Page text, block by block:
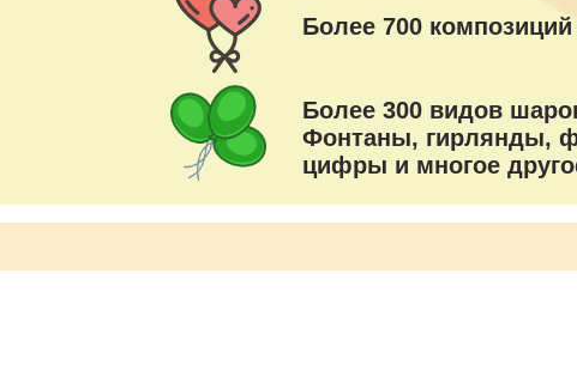
Более 700 композиций
Более 300 видов
Фонтаны, гирлянды,
цифры и многое